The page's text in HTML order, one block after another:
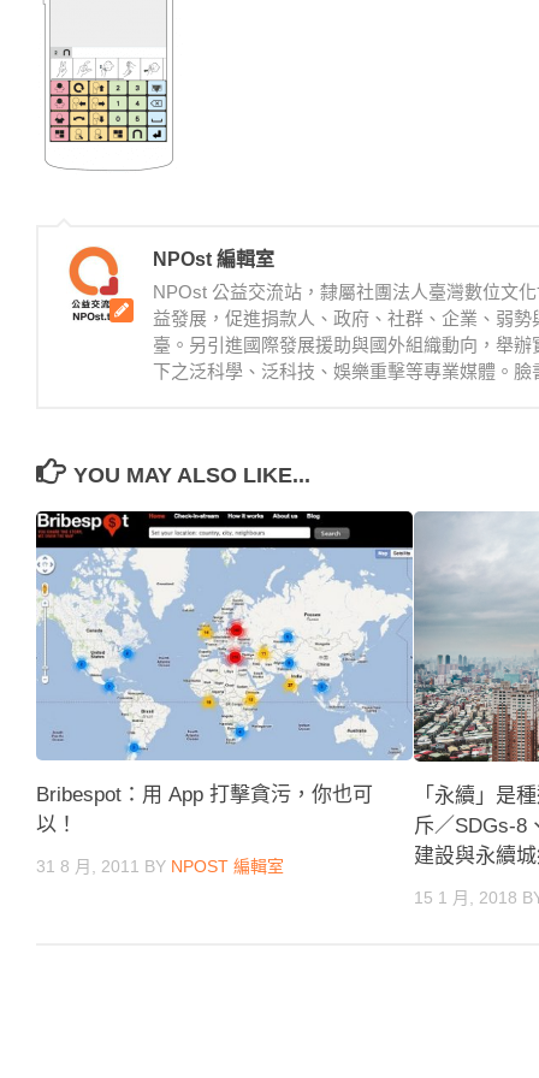
NPOst 編輯室
NPOst 公益交流站，隸屬社團法人臺灣數位文
益發展，促進捐款人、政府、社群、企業、弱
臺。另引進國際發展援助與國外組織動向，舉
下之泛科學、泛科技、娛樂重擊等專業媒體。
YOU MAY ALSO LIKE...
Bribespot：用 App 打擊貪污，你也可
以！
31 8 月, 2011 BY NPOST 編輯室
「永續」是
斥／SDGs-8
建設與永續
15 1 月, 2018